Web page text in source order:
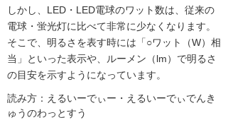
しかし、LED・LED電球のワット数は、従来の
電球・蛍光灯に比べて非常に少なくなります。
そこで、明るさを表す時には「○ワット（W）相
当」といった表示や、ルーメン（lm）で明るさ
の目安を示すようになっています。
読み方：えるいーでぃー・えるいーでぃでんき
ゅうのわっとすう